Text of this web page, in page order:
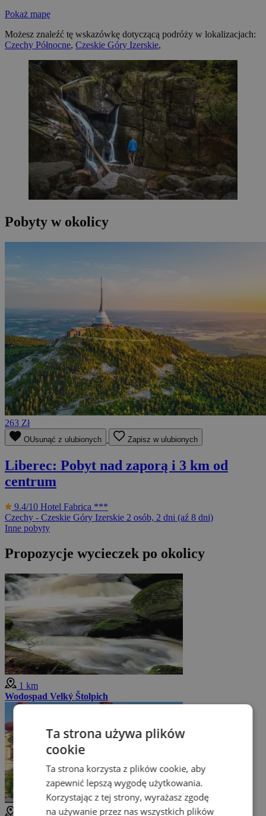
Pokaż mapę
Możesz znaleźć tę wskazówkę dotyczącą podróży w lokalizacjach:
Czechy Północne, Czeskie Góry Izerskie,
Pobyty w okolicy
263 Zł
OUsunąć z ulubionych Zapisz w ulubionych
Liberec: Pobyt nad zaporą i 3 km od
centrum
9.4/10 Hotel Fabrica ***
Czechy - Czeskie Góry Izerskie 2 osób, 2 dni (aź 8 dni)
Inne pobyty
Propozycje wycieczek po okolicy
1 km
Wodospad Velký Štolpich
Ta strona używa plików
cookie
Ta strona korzysta z plików cookie, aby
zapewnić lepszą wygodę użytkowania.
Korzystając z tej strony, wyrażasz zgodę
na używanie przez nas wszystkich plików